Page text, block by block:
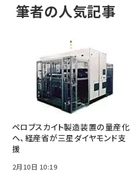
筆者の人気記事
ペロブスカイト製造装置の量産化
へ、経産省が三星ダイヤモンド支
援
2月10日 10:19